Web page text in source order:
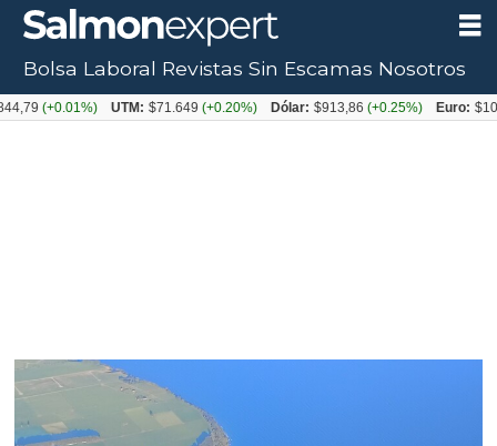
Tag:
Bolsa Laboral Revistas Sin Escamas Nosotros
(+0.01%) UTM: $71.649(+0.20%) Dólar: $913,86(+0.25%) Euro: